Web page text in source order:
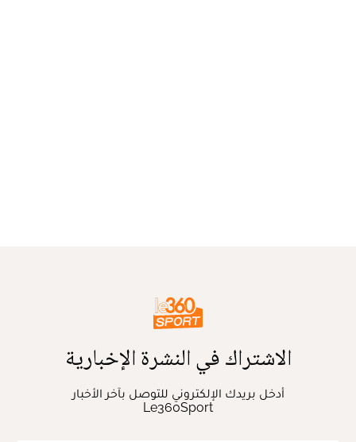
الاشتراك في النشرة الإخبارية
أدخل بريدك الإلكتروني للتوصل بآخر الأخبار
Le360Sport